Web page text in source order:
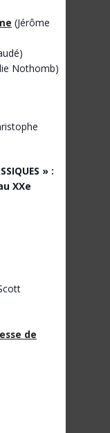
(Jérôme
Nothomb)
» :
XXe
de